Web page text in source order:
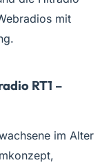
mit
RT1 –
im Alter